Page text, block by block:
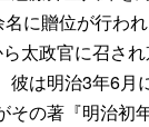
名に贈位が行わ
太政官に召さ
彼は明治3年6月
その著『明治初